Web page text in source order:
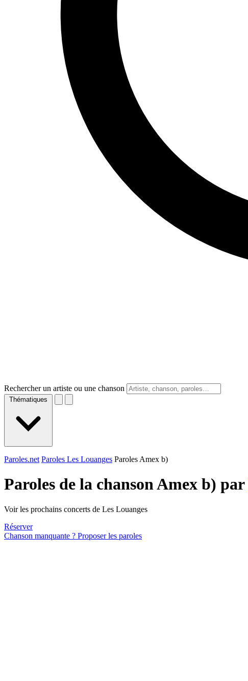
Rechercher un artiste ou une chanson
Thématiques
Paroles.net Paroles Les Louanges Paroles Amex b)
Paroles de la chanson Amex b) par
Voir les prochains concerts de Les Louanges
Réserver
Chanson manquante ? Proposer les paroles